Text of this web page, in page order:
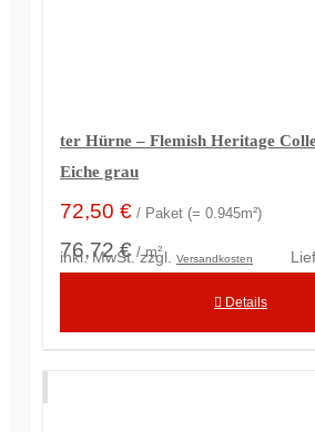
ter Hürne – Flemish Heritage
Eiche grau
72,50 € / Paket (= 0.945m²)
76,72 € / m²
inkl. MwSt. zzgl. Versandkosten
Details